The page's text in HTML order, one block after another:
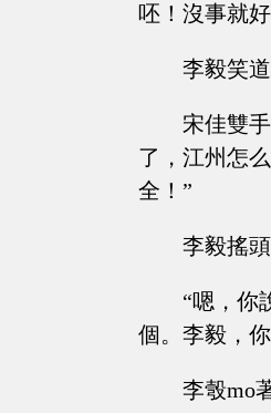
呸！沒事就
李毅笑
宋佳雙
了，江州怎
全！”
李毅搖
“嗯，你
個。李毅，
李彀mo